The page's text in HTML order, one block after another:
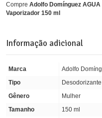
Compre Adolfo Domínguez
Vaporizador 150 ml
Informação adicional
Marca
Adolfo
Tipo
Gênero
Mulher
Tamanho
150 ml